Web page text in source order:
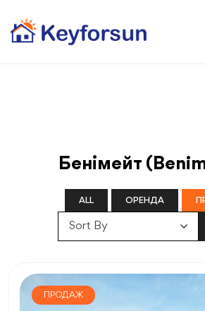
Бенімейт
ALL ОРЕНДА
Sort By
ПРОДАЖ